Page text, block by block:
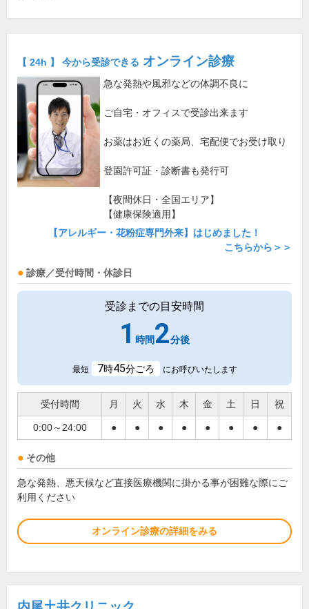
【 24h 】 今から受診できる オンライン診療
急な発熱や風邪などの体調不良に
ご自宅・オフィスで受診出来ます
お薬はお近くの薬局、宅配便でお受け取り
登園許可証・診断書も発行可
【夜間休日・全国エリア】
【健康保険適用】
【アレルギー・花粉症専門外来】はじめました！
こちらから＞＞
診療／受付時間・休診日
受診までの目安時間
1 時間2分後
最短 7時45分ごろ にお呼びいたします
受付時間 月 火 水 木 金 土 日 祝
0:00～24:00 ● ● ● ● ● ● ● ●
その他
急な発熱、悪天候など直接医療機関に掛かる事が困難な際にご
利用ください
オンライン診療の詳細をみる